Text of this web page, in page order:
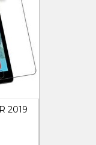
2019